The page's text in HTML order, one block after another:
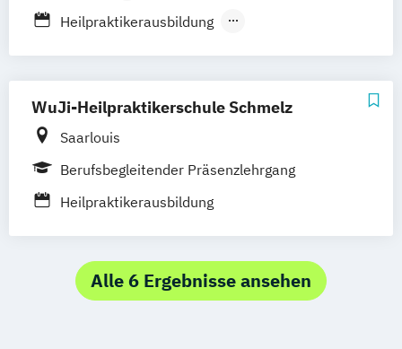
Berufsbegleitender Präsenzlehrgang
Heilpraktikerausbildung
WuJi-Heilpraktikerschule Schmelz
Saarlouis
Berufsbegleitender Präsenzlehrgang
Heilpraktikerausbildung
Alle 6 Ergebnisse ansehen